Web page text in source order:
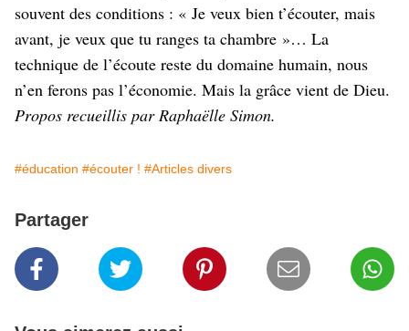
souvent des conditions : « Je veux bien t’écouter, mais
avant, je veux que tu ranges ta chambre »… La
technique de l’écoute reste du domaine humain, nous
n’en ferons pas l’économie. Mais la grâce vient de Dieu.
Propos recueillis par Raphaëlle Simon.
#éducation #écouter ! #Articles divers
Partager